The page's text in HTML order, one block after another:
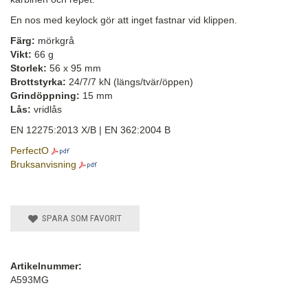
En nos med keylock gör att inget fastnar vid klippen.
Färg: mörkgrå
Vikt: 66 g
Storlek: 56 x 95 mm
Brottstyrka: 24/7/7 kN (längs/tvär/öppen)
Grindöppning: 15 mm
Lås: vridlås
EN 12275:2013 X/B | EN 362:2004 B
PerfectO
Bruksanvisning
SPARA SOM FAVORIT
Artikelnummer:
A593MG